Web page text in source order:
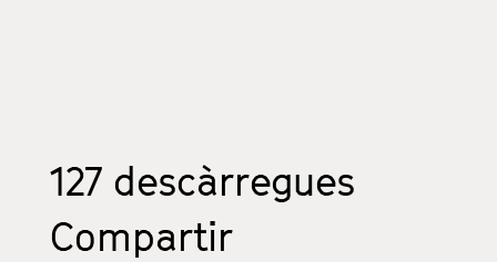
127 descàrregues
Compartir